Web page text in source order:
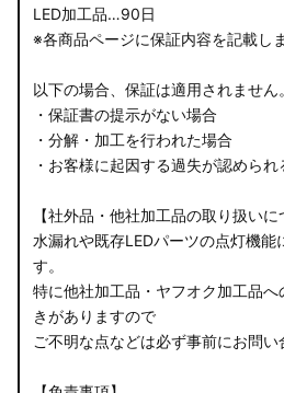
GN0W アウトランダー
GK1W/GK9W エクリプスクロス
CV1W デリカD:5
B34A/B35A/B37A/B38A デリカミニ
B34W/B35W/B37W/B38W ekクロス
B34W/B35W/B37W/B38W ekクロス
KG CX-8
LED加工品…90日
※各商品ページに保証内容を記載し
以下の場合、保証は適用されません。
・保証書の提示がない場合
・分解・加工を行われた場合
・お客様に起因する過失が認められ
【社外品・他社加工品の取り扱いに
水漏れや既存LEDパーツの点灯機能
す。
特に他社加工品・ヤフオク加工品
きがありますので
ご不明な点などは必ず事前にお問い